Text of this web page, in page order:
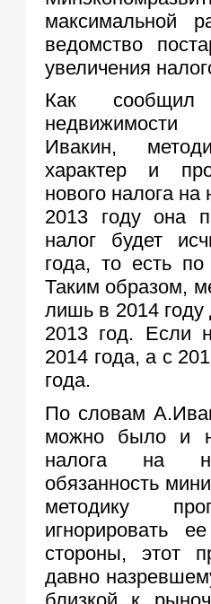
максимальной
ведомство
увеличения
Как сообщил
недвижимости
Ивакин,
характер и
нового налога
2013 году она
налог будет
года, то есть
Таким образом,
лишь в 2014 году
2013 год. Если
2014 года, а с
года.
По словам
можно было и
налога на
обязанность
методику
игнорировать
стороны, этот
давно